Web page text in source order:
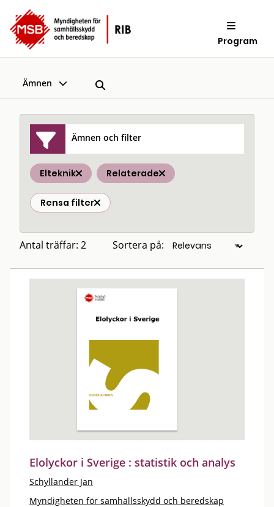
Program
Ämnen
Ämnen och filter
Elteknik Relaterade
Rensa filter
Antal träffar: 2 Sortera på:
Elolyckor i Sverige : statistik och analys
Schyllander Jan
Myndigheten för samhällsskydd och beredskap